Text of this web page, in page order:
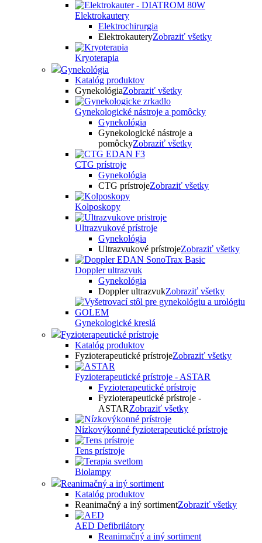
Elektrokautery
Elektrochirurgia
ElektrokauteryZobraziť všetky
Kryoterapia
Gynekológia
Katalóg produktov
GynekológiaZobraziť všetky
Gynekologické nástroje a pomôcky
Gynekológia
Gynekologické nástroje a
pomôckyZobraziť všetky
CTG prístroje
Gynekológia
CTG prístrojeZobraziť všetky
Kolposkopy
Ultrazvukové prístroje
Gynekológia
Ultrazvukové prístrojeZobraziť všetky
Doppler ultrazvuk
Gynekológia
Doppler ultrazvukZobraziť všetky
Gynekologické kreslá
Fyzioterapeutické prístroje
Katalóg produktov
Fyzioterapeutické prístrojeZobraziť všetky
Fyzioterapeutické prístroje - ASTAR
Fyzioterapeutické prístroje
Fyzioterapeutické prístroje -
ASTARZobraziť všetky
Nízkovýkonné fyzioterapeutické prístroje
Tens prístroje
Biolampy
Reanimačný a iný sortiment
Katalóg produktov
Reanimačný a iný sortimentZobraziť všetky
AED Defibrilátory
Reanimačný a iný sortiment